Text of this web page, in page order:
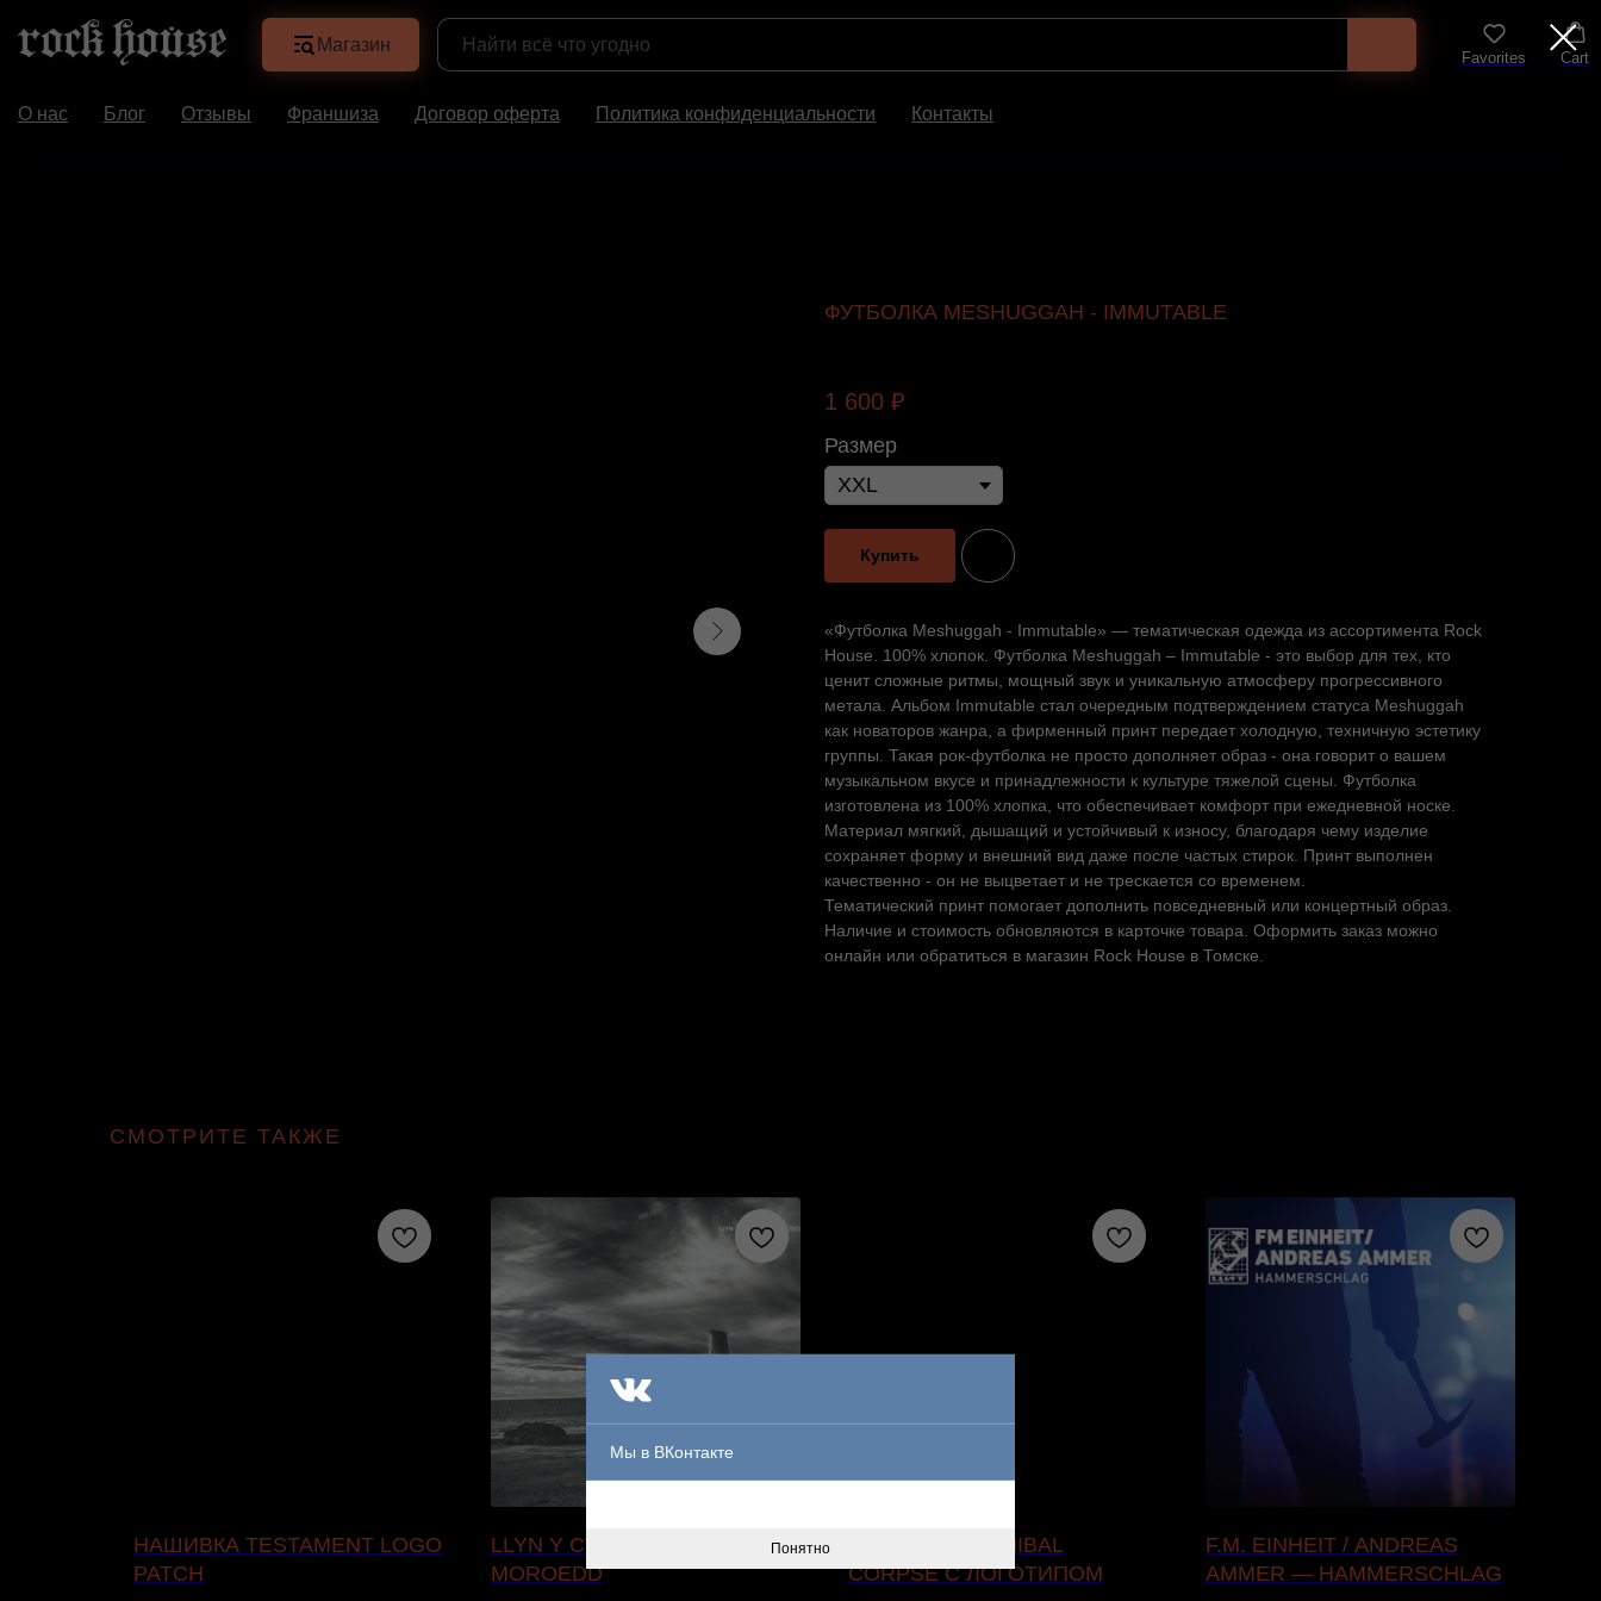
Магазин
Favorites Cart
О нас Блог Отзывы Франшиза Договор оферта Политика конфиденциальности Контакты
ФУТБОЛКА MESHUGGAH - IMMUTABLE
1 600 ₽
Размер
Купить
«Футболка Meshuggah - Immutable» — тематическая одежда из ассортимента Rock
House. 100% хлопок. Футболка Meshuggah – Immutable - это выбор для тех, кто
ценит сложные ритмы, мощный звук и уникальную атмосферу прогрессивного
метала. Альбом Immutable стал очередным подтверждением статуса Meshuggah
как новаторов жанра, а фирменный принт передает холодную, техничную эстетику
группы. Такая рок-футболка не просто дополняет образ - она говорит о вашем
музыкальном вкусе и принадлежности к культуре тяжелой сцены. Футболка
изготовлена из 100% хлопка, что обеспечивает комфорт при ежедневной носке.
Материал мягкий, дышащий и устойчивый к износу, благодаря чему изделие
сохраняет форму и внешний вид даже после частых стирок. Принт выполнен
качественно - он не выцветает и не трескается со временем.
Тематический принт помогает дополнить повседневный или концертный образ.
Наличие и стоимость обновляются в карточке товара. Оформить заказ можно
онлайн или обратиться в магазин Rock House в Томске.
СМОТРИТЕ ТАКЖЕ
НАШИВКА TESTAMENT LOGO
PATCH
LLYN Y CWN – DU Y
MOROEDD
БАНДАНА CANNIBAL
CORPSE С ЛОГОТИПОМ
F.M. EINHEIT / ANDREAS
AMMER — HAMMERSCHLAG
Мы в ВКонтакте
Понятно